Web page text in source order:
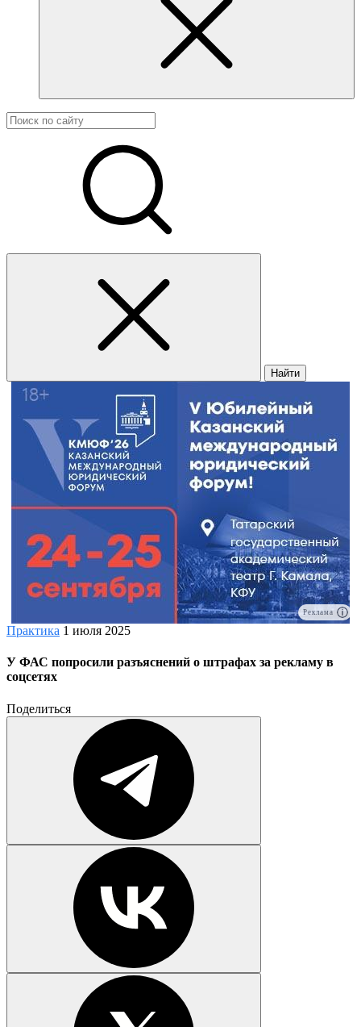
Найти
Реклама
Практика 1 июля 2025
У ФАС попросили разъяснений о штрафах за рекламу в
соцсетях
Поделиться